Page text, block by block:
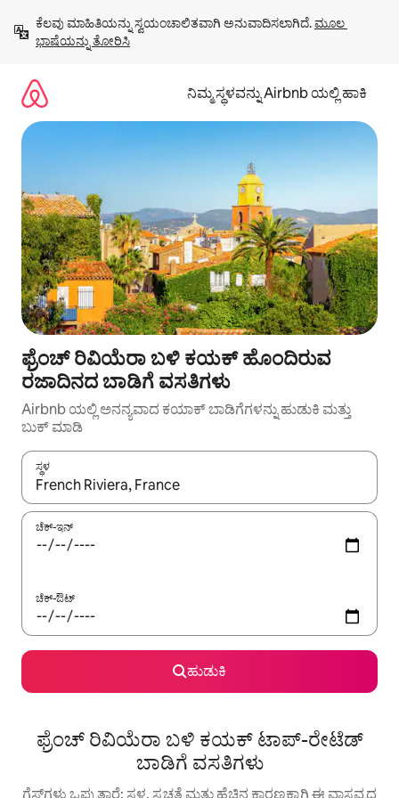
ಹೋಗಿ
ಕೆಲವು ಮಾಹಿತಿಯನ್ನು ಸ್ವಯಂಚಾಲಿತವಾಗಿ ಅನುವಾದಿಸಲಾಗಿದೆ. ಮೂಲ
ಭಾಷೆಯನ್ನು ತೋರಿಸಿ
ನಿಮ್ಮ ಸ್ಥಳವನ್ನು Airbnb ಯಲ್ಲಿ ಹಾಕಿ
ಫ್ರೆಂಚ್ ರಿವಿಯೆರಾ ಬಳಿ ಕಯಕ್ ಹೊಂದಿರುವ
ರಜಾದಿನದ ಬಾಡಿಗೆ ವಸತಿಗಳು
Airbnb ಯಲ್ಲಿ ಅನನ್ಯವಾದ ಕಯಾಕ್ ಬಾಡಿಗೆಗಳನ್ನು ಹುಡುಕಿ ಮತ್ತು
ಬುಕ್ ಮಾಡಿ
ಸ್ಥಳ
ಫಲಿತಾಂಶಗಳು ಲಭ್ಯವಿರುವಾಗ, ಅಪ್ ಮತ್ತು ಡೌನ್ ಬಾಣದ ಕೀಲಿಗಳೊಂದಿಗೆ
ಚೆಕ್-ಇನ್
ಚೆಕ್-ಔಟ್
ಹುಡುಕಿ
ಫ್ರೆಂಚ್ ರಿವಿಯೆರಾ ಬಳಿ ಕಯಕ್ ಟಾಪ್-ರೇಟೆಡ್
ಬಾಡಿಗೆ ವಸತಿಗಳು
ಗೆಸ್ಟ್‌ಗಳು ಒಪ್ಪುತ್ತಾರೆ: ಸ್ಥಳ, ಸ್ವಚ್ಛತೆ ಮತ್ತು ಹೆಚ್ಚಿನ ಕಾರಣಕ್ಕಾಗಿ ಈ ವಾಸ್ತವ್ಯದ